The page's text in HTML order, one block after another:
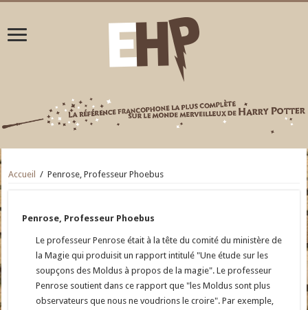
Accueil / Penrose, Professeur Phoebus
Penrose, Professeur Phoebus
Le professeur Penrose était à la tête du comité du ministère de
la Magie qui produisit un rapport intitulé "Une étude sur les
soupçons des Moldus à propos de la magie". Le professeur
Penrose soutient dans ce rapport que "les Moldus sont plus
observateurs que nous ne voudrions le croire". Par exemple,